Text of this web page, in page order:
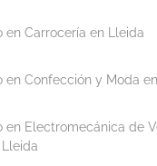
en Carrocería en Lleida
en Confección y Moda
en Electromecánica de